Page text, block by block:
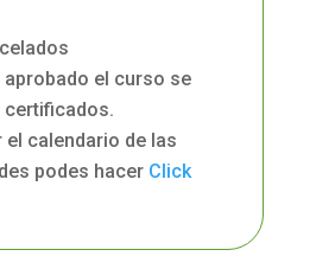
aprobado el curso se
el calendario de las
podes hacer Click